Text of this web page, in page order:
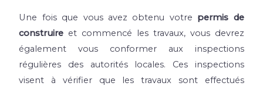
Une fois que vous avez obtenu votre permis de
construire et commencé les travaux, vous devrez
également vous conformer aux inspections
régulières des autorités locales. Ces inspections
visent à vérifier que les travaux sont effectués